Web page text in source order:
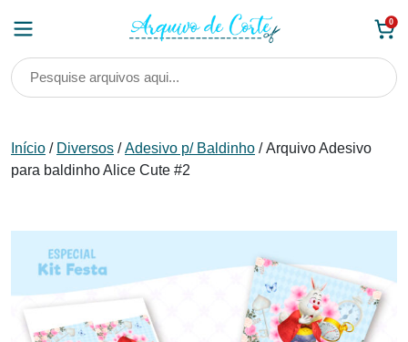
0
Início / Diversos /Adesivo p/ Baldinho / Arquivo Adesivo
para baldinho Alice Cute #2